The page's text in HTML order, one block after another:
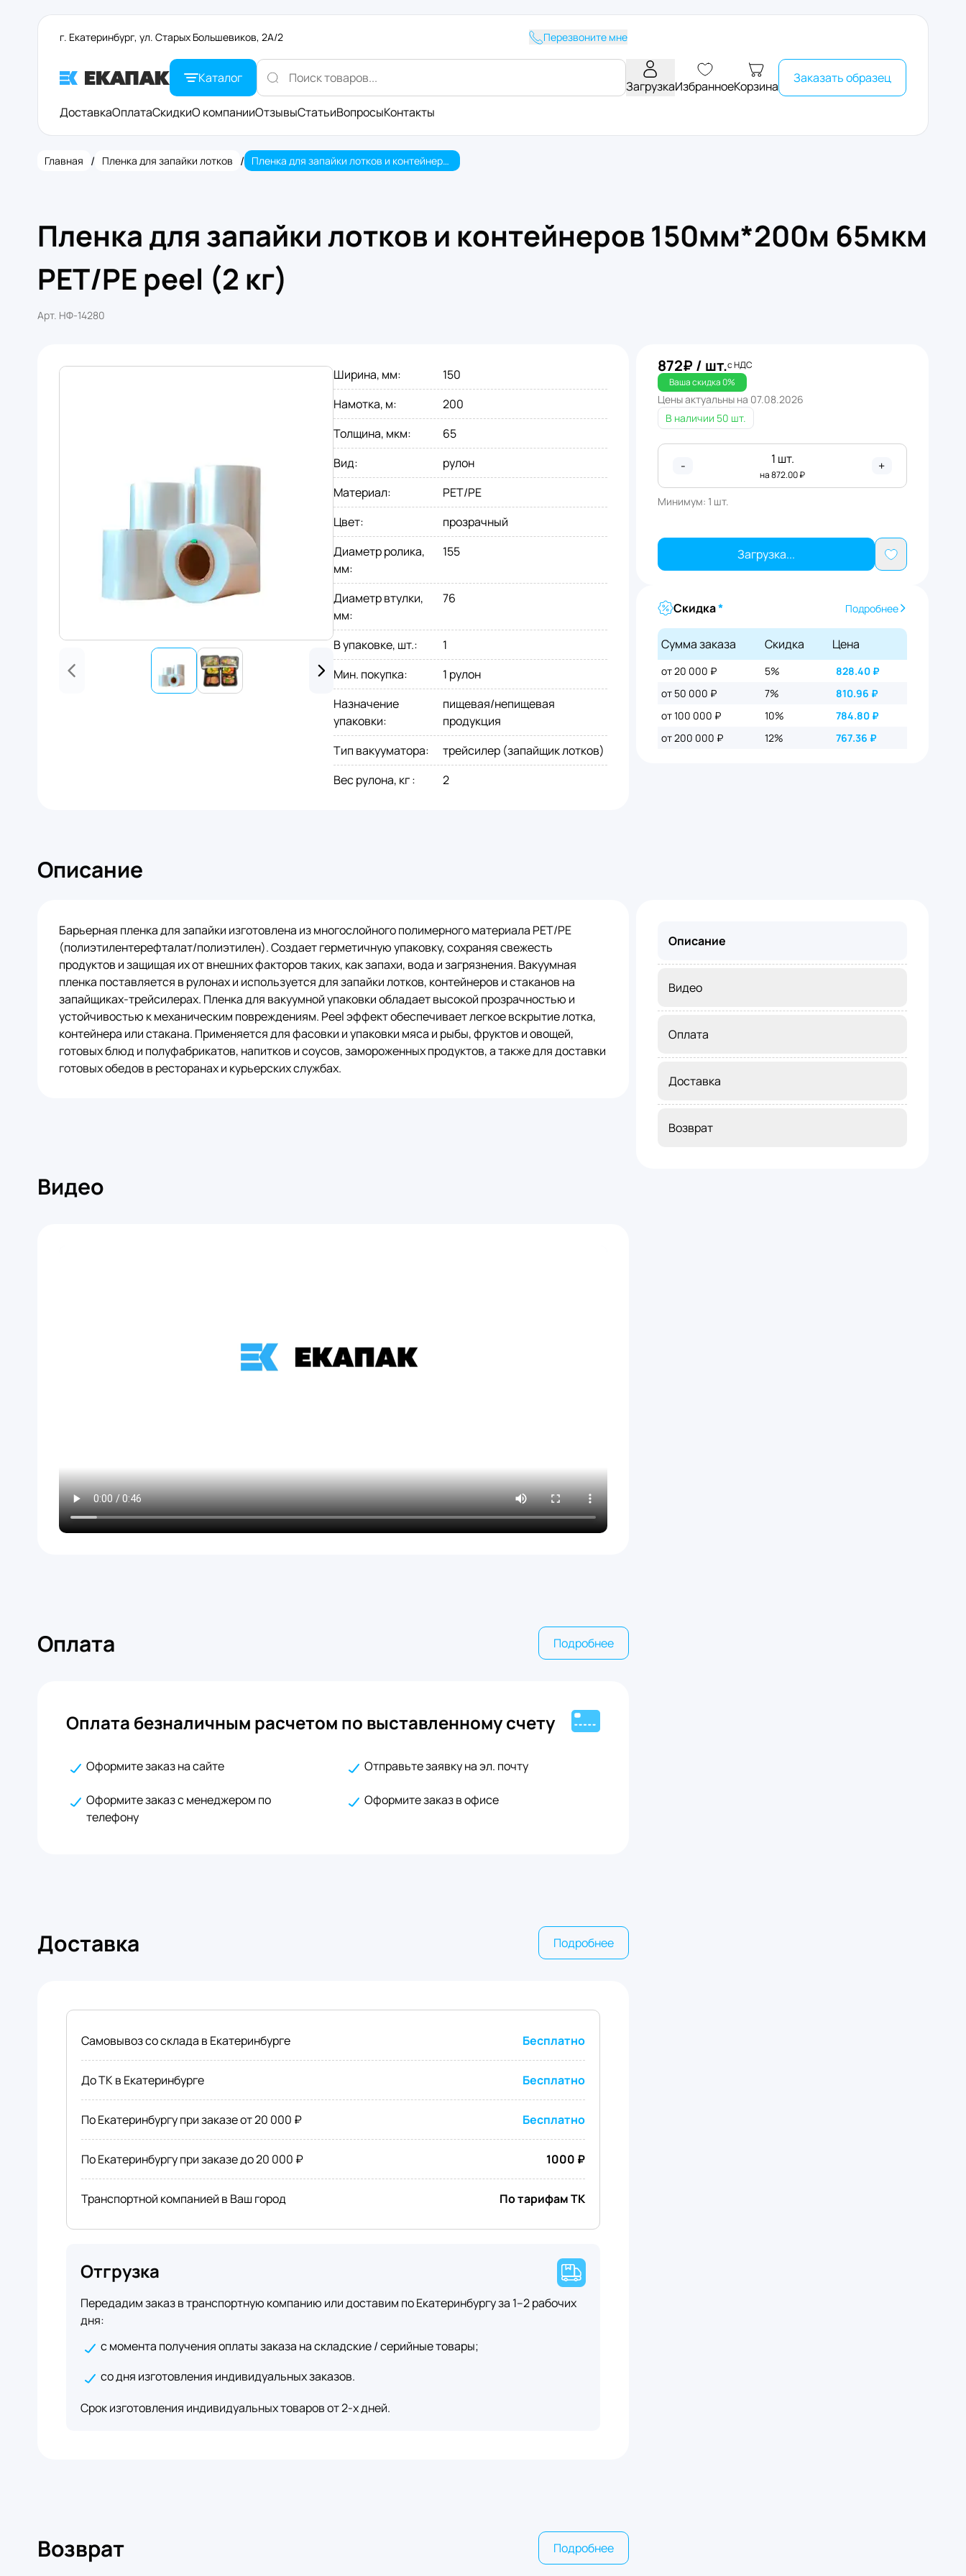
г. Екатеринбург, ул. Старых Большевиков, 2А/2 Перезвоните мне
Каталог
ЗагрузкаИзбранноеКорзина
Заказать образец
ДоставкаОплатаСкидкиО компанииОтзывыСтатьиВопросыКонтакты
Главная / Пленка для запайки лотков / Пленка для запайки лотков и контейнеров 150мм*200м 65мкм PET/PE peel (2 кг)
Пленка для запайки лотков и контейнеров 150мм*200м 65мкм
PET/PE peel (2 кг)
Арт. НФ-14280
Ширина, мм:
150
Намотка, м:
200
Толщина, мкм:
65
Вид:
рулон
Материал:
PET/PE
Цвет:
прозрачный
Диаметр ролика,
мм:
155
Диаметр втулки,
мм:
76
В упаковке, шт.:
1
Мин. покупка:
1 рулон
Назначение
упаковки:
пищевая/непищевая
продукция
Тип вакууматора:
трейсилер (запайщик лотков)
Вес рулона, кг: 2
872₽ / шт.с НДС
Ваша скидка0%
Цены актуальны на 07.08.2026
В наличии 50 шт.
- 1 шт.
на872.00₽
+
Минимум: 1 шт.
Загрузка...
Скидка* Подробнее
Сумма заказа Скидка Цена
от 20 000 ₽ 5% 828.40₽
от 50 000 ₽
7% 810.96 ₽
от 100 000 ₽
10% 784.80₽
от 200 000 ₽
12% 767.36 ₽
Описание
Барьерная пленка для запайки изготовлена из многослойного полимерного материала PET/PE
(полиэтилентерефталат/полиэтилен). Создает герметичную упаковку, сохраняя свежесть
продуктов и защищая их от внешних факторов таких, как запахи, вода и загрязнения. Вакуумная
пленка поставляется в рулонах и используется для запайки лотков, контейнеров и стаканов на
запайщиках-трейсилерах. Пленка для вакуумной упаковки обладает высокой прозрачностью и
устойчивостью к механическим повреждениям. Peel эффект обеспечивает легкое вскрытие лотка,
контейнера или стакана. Применяется для фасовки и упаковки мяса и рыбы, фруктов и овощей,
готовых блюд и полуфабрикатов, напитков и соусов, замороженных продуктов, а также для доставки
готовых обедов в ресторанах и курьерских службах.
Видео
Оплата Подробнее
Оплата безналичным расчетом по выставленному счету
Оформите заказ на сайте Отправьте заявку на эл. почту
Оформите заказ с менеджером по
телефону
Оформите заказ в офисе
Доставка Подробнее
Самовывоз со склада в Екатеринбурге Бесплатно
До ТК в Екатеринбурге Бесплатно
По Екатеринбургу при заказе от 20 000 ₽ Бесплатно
По Екатеринбургу при заказе до 20 000 ₽ 1000 ₽
Транспортной компанией в Ваш город По тарифам ТК
Отгрузка
Передадим заказ в транспортную компанию или доставим по Екатеринбургу за 1–2 рабочих
дня:
с момента получения оплаты заказа на складские / серийные товары;
со дня изготовления индивидуальных заказов.
Срок изготовления индивидуальных товаров от 2-х дней.
Возврат Подробнее
Описание
Видео
Оплата
Доставка
Возврат